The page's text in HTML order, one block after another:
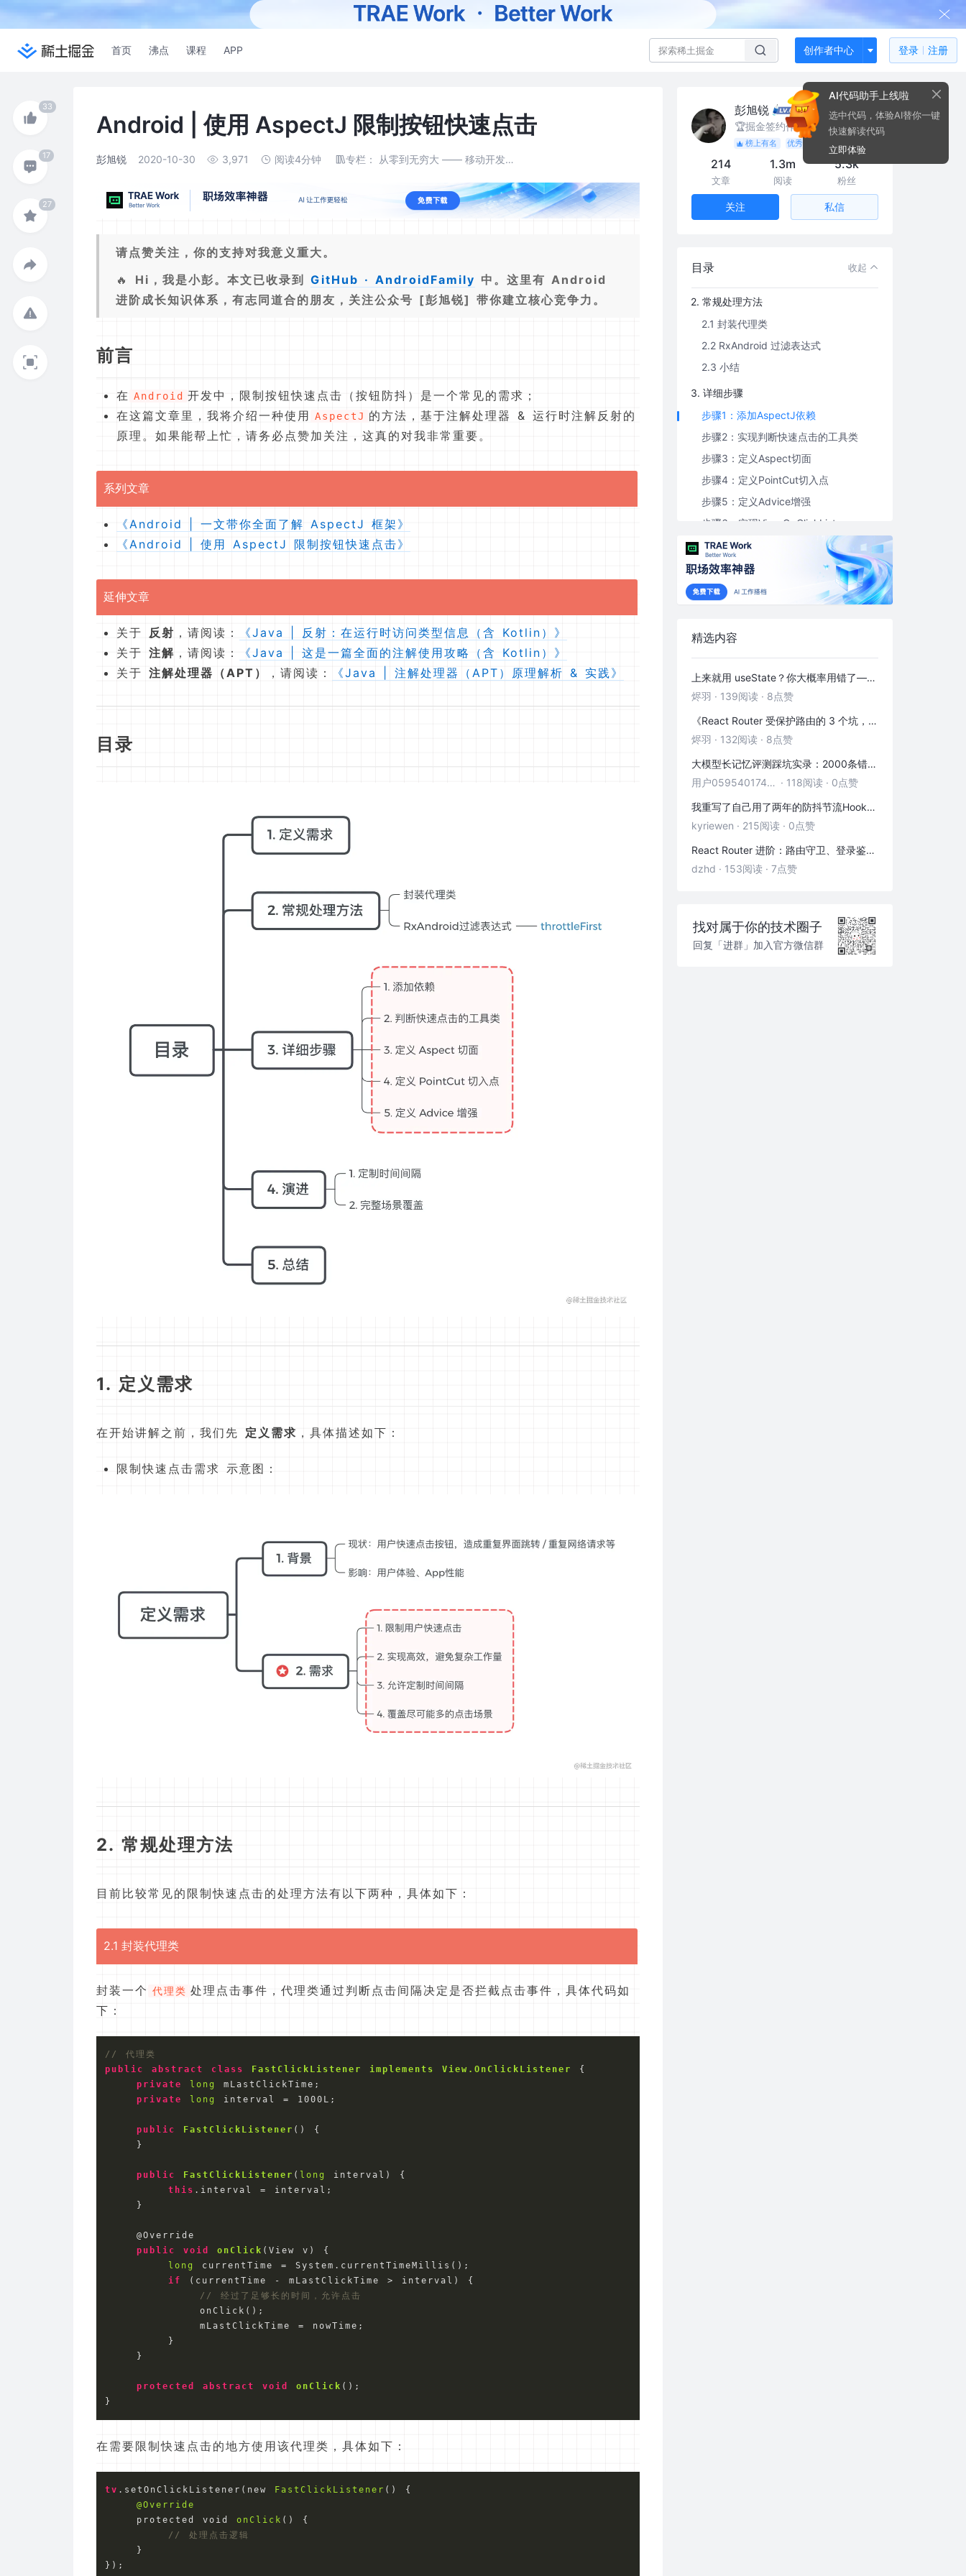
首页 沸点 课程 APP 创作者中心 登录 注册
Android | 使用 AspectJ 限制按钮快速点击
彭旭锐 2020-10-30 3,971 阅读4分钟 专栏： 从零到无穷大 —— 移动开发工程师的升级打怪之路
请点赞关注，你的支持对我意义重大。
🔥 Hi，我是小彭。本文已收录到GitHub · AndroidFamily 中。这里有 Android
进阶成长知识体系，有志同道合的朋友，关注公众号 [彭旭锐] 带你建立核心竞争力。
前言
在 Android 开发中，限制按钮快速点击（按钮防抖）是一个常见的需求；
在这篇文章里，我将介绍一种使用 AspectJ 的方法，基于注解处理器 & 运行时注解反射的
原理。如果能帮上忙，请务必点赞加关注，这真的对我非常重要。
系列文章
《Android | 一文带你全面了解 AspectJ 框架》
《Android | 使用 AspectJ 限制按钮快速点击》
延伸文章
关于 反射 ，请阅读：
《Java | 反射：在运行时访问类型信息（含 Kotlin）》
关于注解 ，请阅读：
《Java | 这是一篇全面的注解使用攻略（含 Kotlin）》
关于注解处理器（APT） ，请阅读： 《Java | 注解处理器（APT）原理解析 & 实践》
目录
1. 定义需求
在开始讲解之前，我们先 定义需求 ，具体描述如下：
限制快速点击需求 示意图：
2. 常规处理方法
目前比较常见的限制快速点击的处理方法有以下两种，具体如下：
2.1 封装代理类
封装一个 代理类 处理点击事件，代理类通过判断点击间隔决定是否拦截点击事件，具体代码如
下：
// 代理类
public
abstract class FastClickListener implements View.OnClickListener
{
private
long
mLastClickTime;
private
long interval = 1000L ;
public FastClickListener ()
{
    }
public FastClickListener ( long interval )
{
this .interval = interval;
    }
    @Override
public
void onClick (View v )
{
long
currentTime = System.currentTimeMillis();
if
(currentTime - mLastClickTime > interval) {
// 经过了足够长的时间，允许点击
            onClick();
            mLastClickTime = nowTime;
        }
    }
protected abstract void onClick () ;
在需要限制快速点击的地方使用该代理类，具体如下：
tv .setOnClickListener (new FastClickListener () {
@Override
    protected void
onClick () {
// 处理点击逻辑
    }
彭旭锐
🏆掘金签约作者
榜上有名 优秀作者
214
文章
1.3m
阅读
5.3k
粉丝
关注 私信
目录 收起
系列文章
延伸文章
1. 定义需求
2. 常规处理方法
2.1 封装代理类
2.2 RxAndroid 过滤表达式
2.3 小结
3. 详细步骤
步骤1：添加AspectJ依赖
步骤2：实现判断快速点击的工具类
步骤3：定义Aspect切面
步骤4：定义PointCut切入点
步骤5：定义Advice增强
步骤6：实现View.OnClickListener
小结
4. 演进
4.1 定制时间间隔
精选内容
上来就用 useState？你大概率用错了——useRef 的三种正确打开方式
烬羽 · 139阅读 · 8点赞
《React Router 受保护路由的 3 个坑，第 2 个 90% 的人都踩过》
烬羽 · 132阅读 · 8点赞
大模型长记忆评测踩坑实录：2000条错位记忆，让我排查了整整3小时
用户05954017446 · 118阅读 · 0点赞
我重写了自己用了两年的防抖节流Hook——发现里面藏着3个隐藏bug
kyriewen · 215阅读 · 0点赞
React Router 进阶：路由守卫、登录鉴权与状态传递
dzhd · 153阅读 · 7点赞
找对属于你的技术圈子
回复「进群」加入官方微信群
AI代码助手上线啦
选中代码，体验AI替你一键
快速解读代码
立即体验